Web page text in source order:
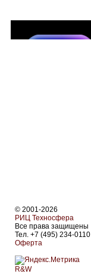
© 2001-2026
РИЦ Техносфера
Все права защищены
Тел. +7 (495) 234-0110
Оферта
R&W